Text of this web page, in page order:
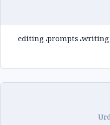
writing،prompts،editing